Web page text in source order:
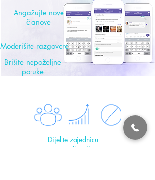
Angažujte nove
članove
Moderišite razgovore
Brišite nepoželjne
poruke
Dijelite zajednicu
van aplikacije